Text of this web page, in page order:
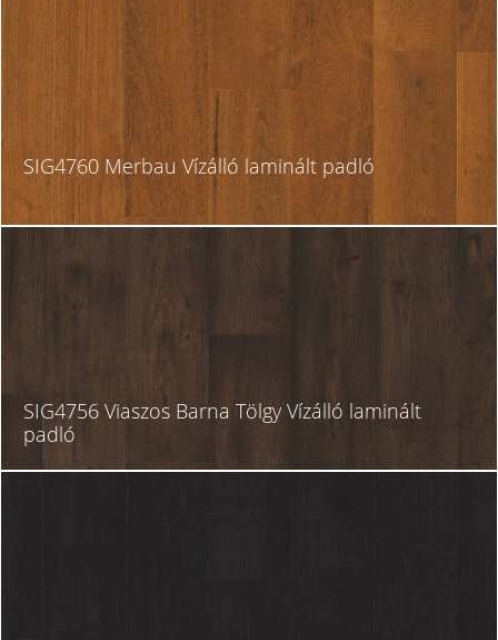
SIG4760 Merbau Vízálló laminált padló
SIG4756 Viaszos Barna Tölgy Vízálló laminált
padló